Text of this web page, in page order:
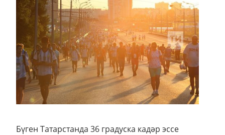
Бүген Татарстанда 36 градуска кадәр эссе